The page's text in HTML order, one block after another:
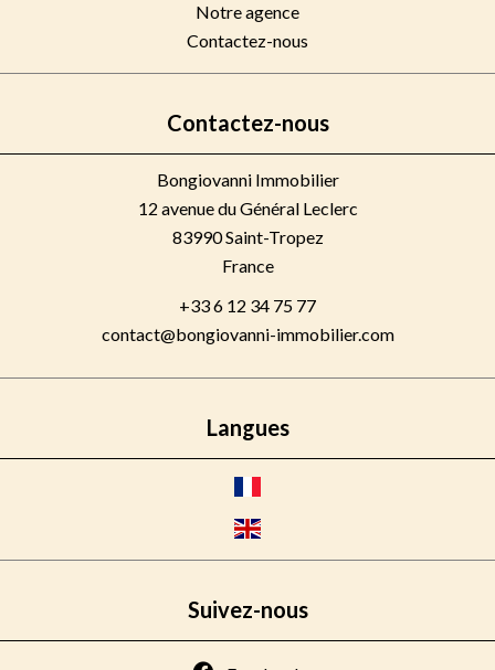
Notre agence
Contactez-nous
Contactez-nous
Bongiovanni Immobilier
12 avenue du Général Leclerc
83990Saint-Tropez
France
+33 6 12 34 75 77
contact@bongiovanni-immobilier.com
Langues
Suivez-nous